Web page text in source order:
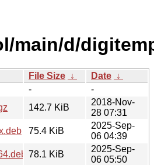
main/d/
File Size ↓ Date ↓
-
-
142.7 KiB
2018-Nov-
28 07:31
75.4 KiB
2025-Sep-
06 04:39
78.1 KiB
2025-Sep-
06 05:50